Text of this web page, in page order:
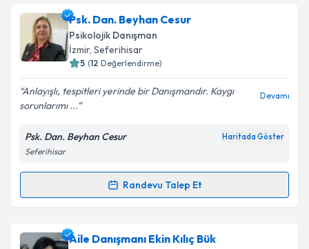
Uzm. Psk. Dan. Funda Çiçek Onikioğulları
randevu takvimi talebi oluşturun. Size bu uzmandan
randevu almanız için bir takvim hazırlandığında e-
posta ile bilgilendireceğiz.
E-posta Adresiniz
Metni'ni okudum ve kişisel verilerimin belirtilen
kapsamda işlenmesini kabul ediyorum.
Psk. Dan. Beyhan Cesur
Psikolojik Danışman
İzmir, Seferihisar
5 (12 Değerlendirme)
Anlayışlı, tespitleri yerinde bir Danışmandır. Kaygı
sorunlarımı ...
Devamı
Psk. Dan. Beyhan Cesur Haritada Göster
Seferihisar
Randevu Talep Et
Randevu Takvimi Talebi
Psk. Dan. Beyhan Cesuriçin randevu takvimi talebi
Aile Danışmanı Ekin Kılıç Bük